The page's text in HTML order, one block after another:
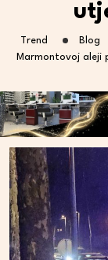
Trend Blog
Marmontovoj aleji